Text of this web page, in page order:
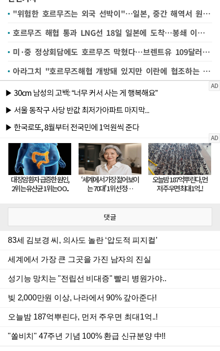
"위험한 호르무즈는 외국 선박이"…일본, 중간 해역서 원유 넘겨 받아
호르무즈 해협 통과 LNG선 18일 일본에 도착…봉쇄 이후 처음
미·중 정상회담에도 호르무즈 막혔다…브렌트유 109달러 돌파
아라그치 "호르무즈해협 개방돼 있지만 이란에 협조하는 선박만 통행 가능"
댓글